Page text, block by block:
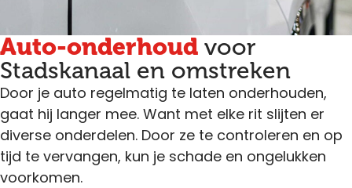
Auto-onderhoud voor
Stadskanaal en omstreken
Door je auto regelmatig te laten onderhouden,
gaat hij langer mee. Want met elke rit slijten er
diverse onderdelen. Door ze te controleren en op
tijd te vervangen, kun je schade en ongelukken
voorkomen.